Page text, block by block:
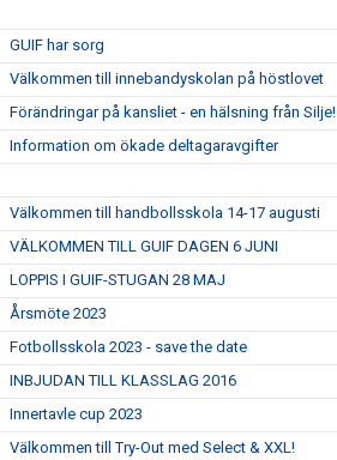
GUIF har sorg
Välkommen till innebandyskolan på höstlovet
Förändringar på kansliet - en hälsning från Silje!
Information om ökade deltagaravgifter
Välkommen till handbollsskola 14-17 augusti
VÄLKOMMEN TILL GUIF DAGEN 6 JUNI
LOPPIS I GUIF-STUGAN 28 MAJ
Årsmöte 2023
Fotbollsskola 2023 - save the date
INBJUDAN TILL KLASSLAG 2016
Innertavle cup 2023
Välkommen till Try-Out med Select & XXL!